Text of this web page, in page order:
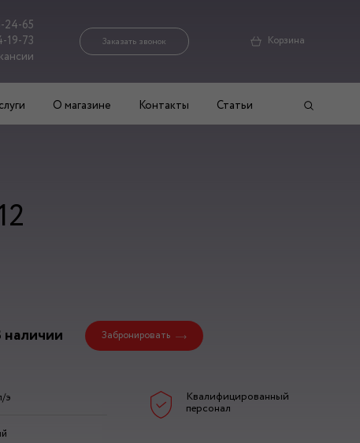
24-65
19-73
Заказать звонок Корзина
О магазине Контакты Статьи
наличии Забронировать
э Квалифицированный
персонал